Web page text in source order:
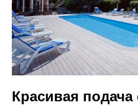
Красивая